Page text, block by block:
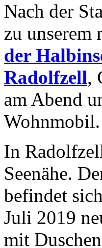
Nach der
zu unserem
der
Radolfzell,
am Abend
Wohnmobil.
In
Seenähe.
befindet
Juli 2019
mit